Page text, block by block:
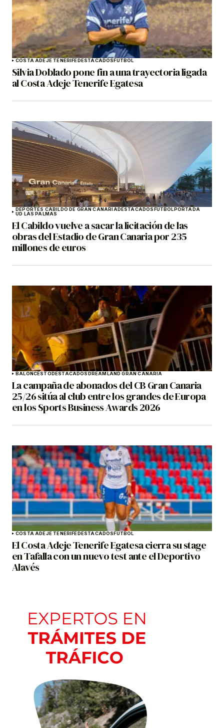
COSTA ADEJE TENERIFEDESTACADOSFÚTBOL
Silvia Doblado pone fin a una trayectoria ligada
al Costa Adeje Tenerife Egatesa
DEPORTES CABILDO DE GRAN CANARIADESTACADOSFÚTBOLPORTADA
UD LAS PALMAS
El Cabildo vuelve a sacar la licitación de las
obras del Estadio de Gran Canaria por 235
millones de euros
BALONCESTODESTACADOSDREAMLAND GRAN CANARIA
La campaña de abonados del CB Gran Canaria
25/26 sitúa al club entre los grandes de Europa
en los Sports Business Awards 2026
COSTA ADEJE TENERIFEDESTACADOSFÚTBOL
El Costa Adeje Tenerife Egatesa cierra su stage
en Tafalla con un nuevo test ante el Deportivo
Alavés